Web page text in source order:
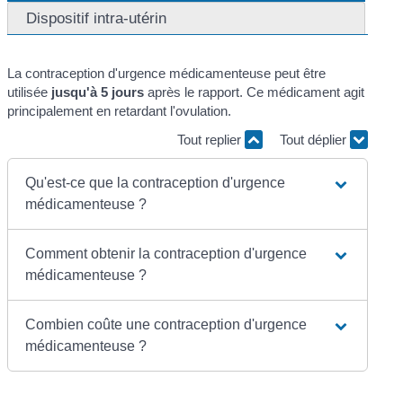
Dispositif intra-utérin
La contraception d'urgence médicamenteuse peut être
utilisée jusqu'à 5 jours après le rapport. Ce médicament agit
principalement en retardant l'ovulation.
Tout replier
Tout déplier
Qu'est-ce que la contraception d'urgence
médicamenteuse ?
Comment obtenir la contraception d'urgence
médicamenteuse ?
Combien coûte une contraception d'urgence
médicamenteuse ?